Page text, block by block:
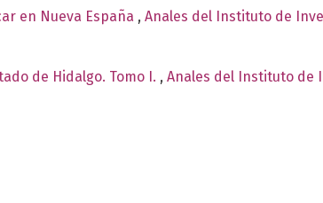
en Nueva España , Anales del Instituto de
de Hidalgo. Tomo I. , Anales del Instituto de